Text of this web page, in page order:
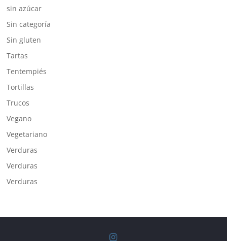
sin azúcar
Sin categoría
Sin gluten
Tartas
Tentempiés
Tortillas
Trucos
Vegano
Vegetariano
Verduras
Verduras
Verduras